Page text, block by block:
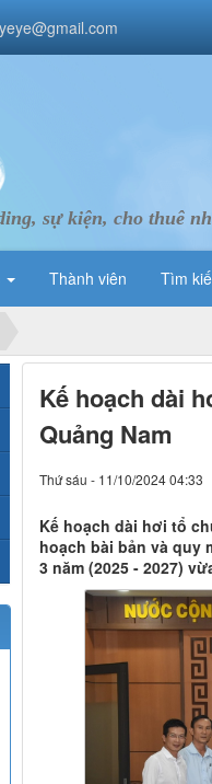
sự kiện, cho thuê
Thành viên Tìm
Kế hoạch dài
Quảng Nam
Thứ sáu - 11/10/2024 04:33
Kế hoạch dài hơi tổ
hoạch bài bản và quy
3 năm (2025 - 2027)